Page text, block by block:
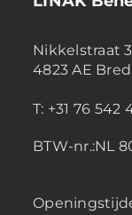
Nikkelstraat
4823 AE
T: +31 76 542
BTW-nr.:NL